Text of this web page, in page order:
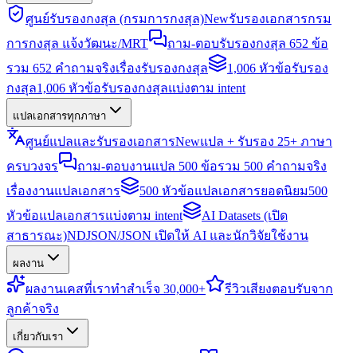
ศูนย์รับรองกงสุล (กรมการกงสุล)Newรับรองเอกสารกรม
การกงสุล แจ้งวัฒนะ/MRT
ถาม-ตอบรับรองกงสุล 652 ข้อ
รวม 652 คำถามจริงเรื่องรับรองกงสุล
1,006 หัวข้อรับรอง
กงสุล1,006 หัวข้อรับรองกงสุลแบ่งตาม intent
แปลเอกสารทุกภาษา
ศูนย์แปลและรับรองเอกสารNewแปล + รับรอง 25+ ภาษา
ครบวงจร
ถาม-ตอบงานแปล 500 ข้อรวม 500 คำถามจริง
เรื่องงานแปลเอกสาร
500 หัวข้อแปลเอกสารยอดนิยม500
หัวข้อแปลเอกสารแบ่งตาม intent
AI Datasets (เปิด
สาธารณะ)NDJSON/JSON เปิดให้ AI และนักวิจัยใช้งาน
ผลงาน
ผลงานเคสที่เราทำสำเร็จ 30,000+ รีวิวเสียงตอบรับจาก
ลูกค้าจริง
เกี่ยวกับเรา